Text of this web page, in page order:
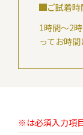
ご試着時
1時間～2
ってお時間
※は必須入力項